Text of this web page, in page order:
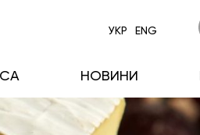
НОВИНИ
УКР ENG